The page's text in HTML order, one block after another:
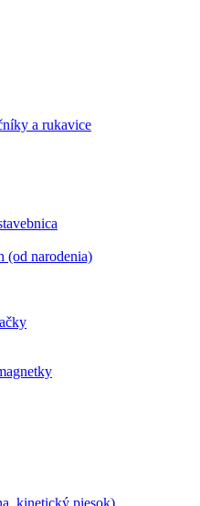
a rukavice
(od narodenia)
kinetický piesok)